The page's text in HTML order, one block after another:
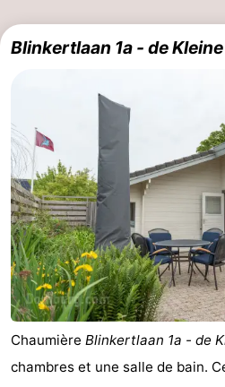
Blinkertlaan 1a - de
Chaumière Blinkertlaan 1a - de
chambres et une salle de bain.